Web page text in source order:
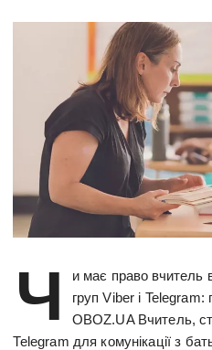
Ч
и має право вчитель
груп Viber і
OBOZ.UA Вчитель,
Telegram для комунікації з